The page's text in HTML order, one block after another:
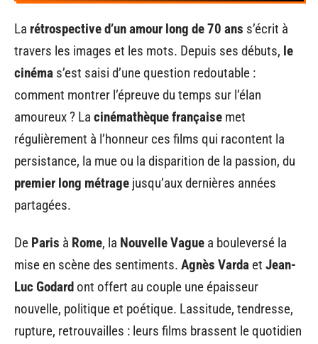
La rétrospective d’un amour long de 70 ans s’écrit à
travers les images et les mots. Depuis ses débuts, le
cinéma s’est saisi d’une question redoutable :
comment montrer l’épreuve du temps sur l’élan
amoureux ? La cinémathèque française met
régulièrement à l’honneur ces films qui racontent la
persistance, la mue ou la disparition de la passion, du
premier long métrage jusqu’aux dernières années
partagées.
De Paris à Rome, la Nouvelle Vague a bouleversé la
mise en scène des sentiments. Agnès Varda et Jean-
Luc Godard ont offert au couple une épaisseur
nouvelle, politique et poétique. Lassitude, tendresse,
rupture, retrouvailles : leurs films brassent le quotidien